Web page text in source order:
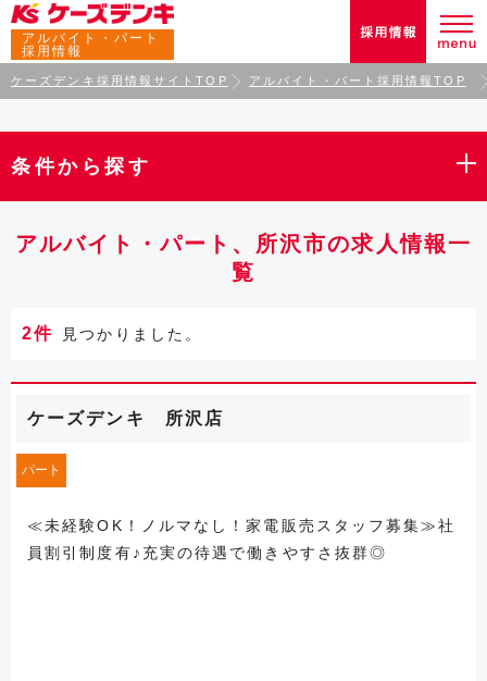
アルバイト・パート
採用情報
ケーズデンキ採用情報サイトTOP アルバイト・パート採用情報TOP
条件から探す
アルバイト・パート、所沢市の求人情報一
覧
2件 見つかりました。
ケーズデンキ 所沢店
パート
≪未経験OK！ノルマなし！家電販売スタッフ募集≫社
員割引制度有♪充実の待遇で働きやすさ抜群◎